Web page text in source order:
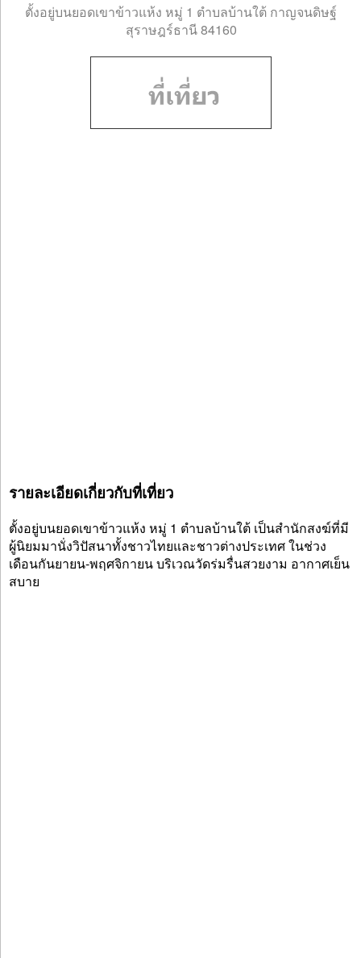
ตั้งอยู่บนยอดเขาข้าวแห้ง หมู่ 1 ตำบลบ้านใต้ กาญจนดิษฐ์
สุราษฎร์ธานี 84160
รายละเอียดเกี่ยวกับที่เที่ยว
ตั้งอยู่บนยอดเขาข้าวแห้ง หมู่ 1 ตำบลบ้านใต้ เป็นสำนักสงฆ์ที่มี
ผู้นิยมมานั่งวิปัสนาทั้งชาวไทยและชาวต่างประเทศ ในช่วง
เดือนกันยายน-พฤศจิกายน บริเวณวัดร่มรื่นสวยงาม อากาศเย็น
สบาย